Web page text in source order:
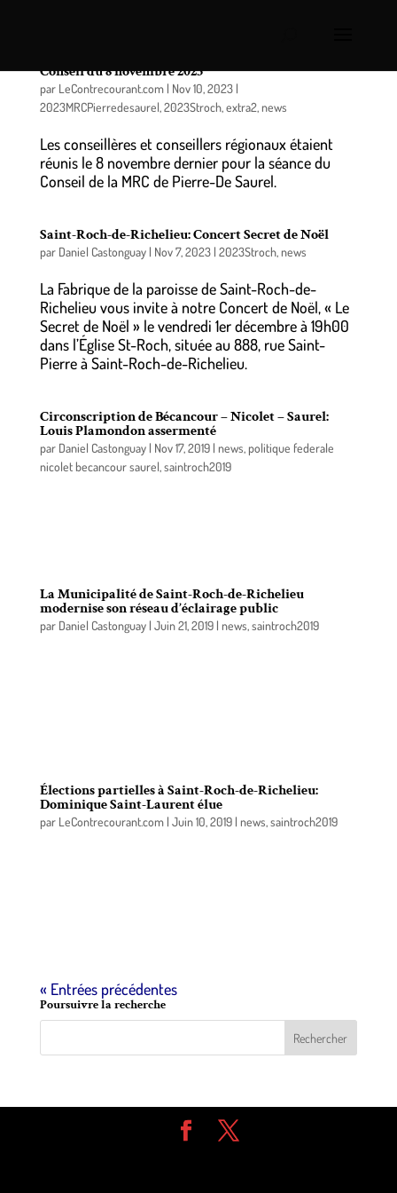
Conseil du 8 novembre 2023
par LeContrecourant.com| Nov 10, 2023|
2023MRCPierredesaurel,2023Stroch,extra2,news
Les conseillères et conseillers régionaux étaient
réunis le 8 novembre dernier pour la séance du
Conseil de la MRC de Pierre-De Saurel.
Saint-Roch-de-Richelieu: Concert Secret de Noël
par Daniel Castonguay| Nov 7, 2023| 2023Stroch,news
La Fabrique de la paroisse de Saint-Roch-de-
Richelieu vous invite à notre Concert de Noël, « Le
Secret de Noël » le vendredi 1er décembre à 19h00
dans l’Église St-Roch, située au 888, rue Saint-
Pierre à Saint-Roch-de-Richelieu.
Circonscription de Bécancour – Nicolet – Saurel:
Louis Plamondon assermenté
par Daniel Castonguay| Nov 17, 2019| news,politique federale
nicolet becancour saurel,saintroch2019
La Municipalité de Saint-Roch-de-Richelieu
modernise son réseau d’éclairage public
par Daniel Castonguay| Juin 21, 2019| news,saintroch2019
Élections partielles à Saint-Roch-de-Richelieu:
Dominique Saint-Laurent élue
par LeContrecourant.com| Juin 10, 2019| news,saintroch2019
« Entrées précédentes
Poursuivre la recherche